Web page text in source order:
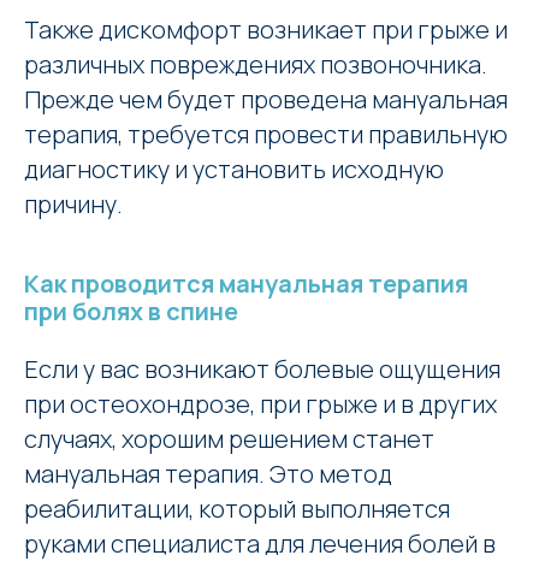
Также дискомфорт возникает при грыже и
различных повреждениях позвоночника.
Прежде чем будет проведена мануальная
терапия, требуется провести правильную
диагностику и установить исходную
причину.
Как проводится мануальная терапия
при болях в спине
Если у вас возникают болевые ощущения
при остеохондрозе, при грыже и в других
случаях, хорошим решением станет
мануальная терапия. Это метод
реабилитации, который выполняется
руками специалиста для лечения болей в